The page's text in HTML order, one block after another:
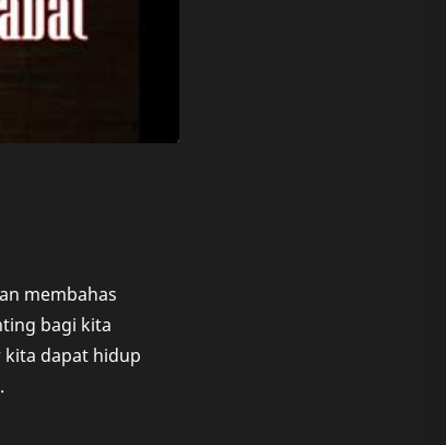
membahas
bagi kita
dapat hidup